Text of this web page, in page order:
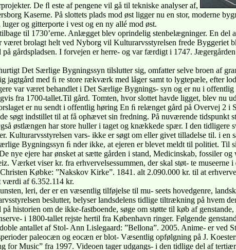
De ﬂ este af pengene vil gå til tekniske analyser af,
Kaserne. På slottets plads mod øst ligger nu en stor, moderne
og gitterporte i vest og en ny allé mod øst.
til 1730’erne. Anlægget blev oprindelig stenbelægninger. En del
været brolagt helt ved Nyborg vil Kulturarvsstyrelsen frede Byggeriet
gårdspladsen. I forvejen er herre- og var færdigt i 1747.
Det Særlige Bygningssyn tilslutter sig, omfatter selve broen af
jagtgård med ﬁ re store rækværk med låger samt to lygtepæle, efter
var været behandlet i Det Særlige Bygnings- syn og er nu i
fra 1700-tallet.Til gård. Tomten, hvor slottet havde ligget, blev nu
er nu sendt i offentlig høring En ﬁ relænget gård på Overvej 2 i
søgt indstillet til at få ophævet sin fredning. På nuværende tidspunkt
østlængen har store huller i taget og knækkede spær. I den tidligere
Kulturarvsstyrelsen vars- ikke er søgt om eller givet tilladelse til. i en
Bygningssyn ﬁ nder ikke, at ejeren er blevet meldt til politiet. Til
nye ejere har ønsket at sætte gården i stand, Medicinskab, fossiler
Værket viser kr. fra erhvervelsessummen, der skal støt- te museerne
Købke: ”Nakskov Kirke”. 1841. alt 2.090.000 kr. til at
værdi af 6.352.114 kr.
leri, der er en væsentlig tilføjelse til mu- seets hovedgenre,
beslutter, belyser landsdelens tidlige tiltrækning på hvem
historien om de ikke-fastboende, søge om støtte til køb af
i 1800-tallet rejste hertil fra København ringer. Følgende
antallet af Stol- Ann Lislegaard: ”Bellona”. 2005. Anime- er ved
paleocæn og eocæn er blot- Væsentlig opfølgning på J.
for Music” fra 1997. Videoen tager udgangs- i den tidlige del af